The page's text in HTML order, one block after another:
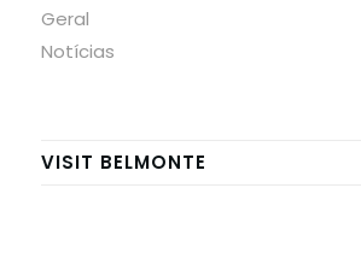
Geral
Notícias
VISIT BELMONTE